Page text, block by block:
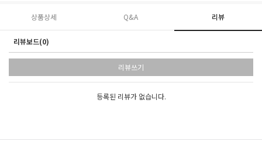
상품상세 Q&A 리뷰
리뷰보드(0)
리뷰쓰기
등록된 리뷰가 없습니다.